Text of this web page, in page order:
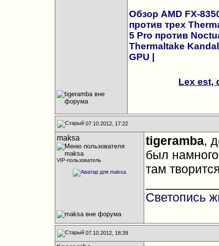
Обзор AMD FX-
против трех
5 Pro против
Thermaltake
GPU
Lex est,
07.10.2012, 17:22
maksa
VIP-пользователь
tigeramba,
был
там
Светопись
07.10.2012, 18:39